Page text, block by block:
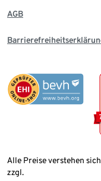
AGB
Alle Preise verstehen
zzgl.